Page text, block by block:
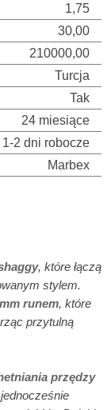
1,75
30,00
210000,00
Turcja
Tak
24 miesiące
1-2 dni robocze
Marbex
, które łączą
stylem.
runem, które
przytulną
przędzy